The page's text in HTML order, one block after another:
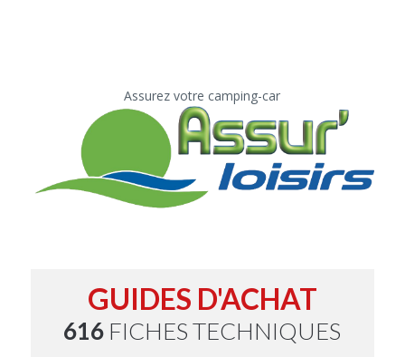
Assurez votre camping-car
GUIDES D'ACHAT
616 FICHES TECHNIQUES